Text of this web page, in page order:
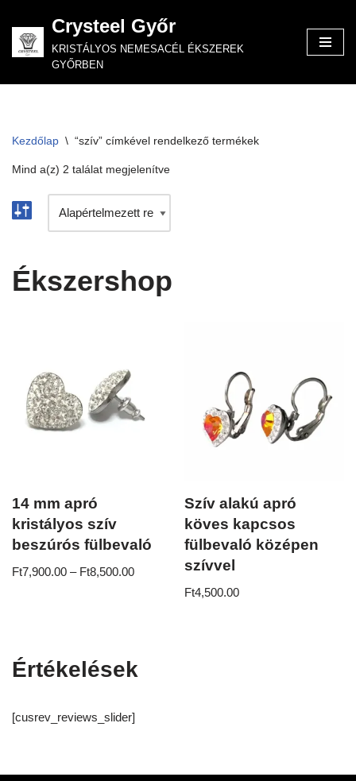
Skip
to
Crysteel Győr
KRISTÁLYOS NEMESACÉL ÉKSZEREK
GYŐRBEN
Kezdőlap \ “szív” címkével rendelkező termékek
Mind a(z) 2 találat megjelenítve
Ékszershop
14 mm apró
kristályos szív
beszúrós fülbevaló
Ft7,900.00 – Ft8,500.00
Szív alakú apró
köves kapcsos
fülbevaló középen
szívvel
Ft4,500.00
Értékelések
[cusrev_reviews_slider]